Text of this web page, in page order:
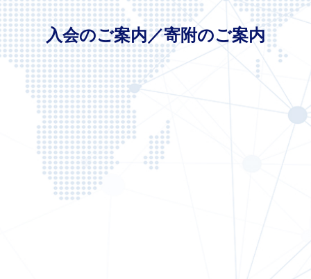
入会のご案内／寄附のご案内